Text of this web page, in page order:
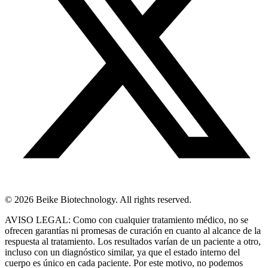
© 2026 Beike Biotechnology. All rights reserved.
AVISO LEGAL: Como con cualquier tratamiento médico, no se
ofrecen garantías ni promesas de curación en cuanto al alcance de la
respuesta al tratamiento. Los resultados varían de un paciente a otro,
incluso con un diagnóstico similar, ya que el estado interno del
cuerpo es único en cada paciente. Por este motivo, no podemos